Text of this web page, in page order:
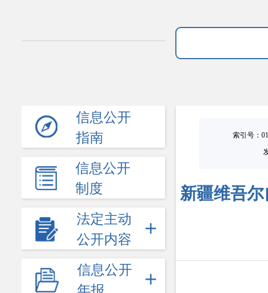
信息公开
指南
信息公开
制度
法定主动
公开内容
信息公开
索引号：
新疆维吾